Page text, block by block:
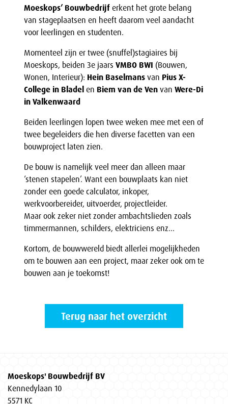
Moeskops’ Bouwbedrijf erkent het grote belang
van stageplaatsen en heeft daarom veel aandacht
voor leerlingen en studenten.
Momenteel zijn er twee (snuffel)stagiaires bij
Moeskops, beiden 3e jaars VMBO BWI (Bouwen,
Wonen, Interieur): Hein Baselmans van Pius X-
College in Bladel en Biem van de Ven van Were-Di
in Valkenwaard
Beiden leerlingen lopen twee weken mee met een of
twee begeleiders die hen diverse facetten van een
bouwproject laten zien.
De bouw is namelijk veel meer dan alleen maar
‘stenen stapelen’. Want een bouwplaats kan niet
zonder een goede calculator, inkoper,
werkvoorbereider, uitvoerder, projectleider.
Maar ook zeker niet zonder ambachtslieden zoals
timmermannen, schilders, elektriciens enz…
Kortom, de bouwwereld biedt allerlei mogelijkheden
om te bouwen aan een project, maar zeker ook om te
bouwen aan je toekomst!
Terug naar het overzicht
Moeskops' Bouwbedrijf BV
Kennedylaan 10
5571 KC